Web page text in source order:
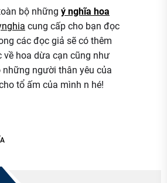
bộ những ý nghĩa hoa
cung cấp cho bạn đọc
các đọc giả sẽ có thêm
hoa dừa cạn cũng như
người thân yêu của
tổ ấm của mình n hé!